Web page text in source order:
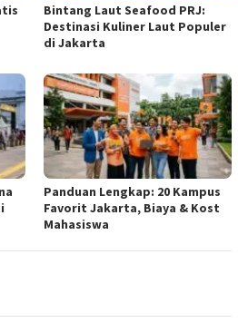
Bintang Laut Seafood PRJ:
Destinasi Kuliner Laut Populer
di Jakarta
Panduan Lengkap: 20 Kampus
Favorit Jakarta, Biaya & Kost
Mahasiswa